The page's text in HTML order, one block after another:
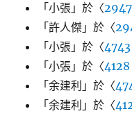
「小張 」於〈
「許人傑 」於〈
「小張 」於〈
「小張 」於〈4128
「余建利 」於〈
「余建利 」於〈